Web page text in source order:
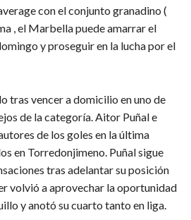
con el conjunto granadino (
, el Marbella puede amarrar el
y proseguir en la lucha por el
tras vencer a domicilio en uno de
de la categoría. Aitor Puñal e
de los goles en la última
en Torredonjimeno. Puñal sigue
tras adelantar su posición
volvió a aprovechar la oportunidad
y anotó su cuarto tanto en liga.